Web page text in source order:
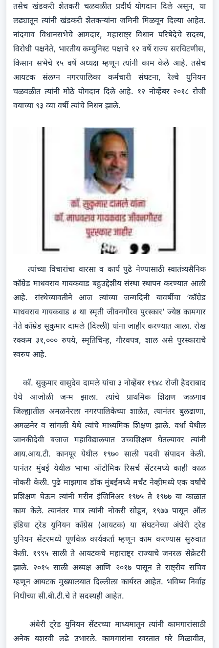
तसेच खंडकरी शेतकरी चळवळीत प्रदीर्घ योगदान दिले असून, या
लढ्यातून त्यांनी खंडकरी शेतकऱ्यांना जमिनी मिळवून दिल्या आहेत.
नांदगाव विधानसभेचे आमदार, महाराष्ट्र विधान परिषेदेचे सदस्य,
विरोधी पक्षनेते, भारतीय कम्युनिस्ट पक्षाचे १२ वर्षे राज्य सरचिटणीस,
किसान सभेचे १५ वर्षे अध्यक्ष म्हणून त्यांनी काम केले आहे. तसेच
आयटक संलग्न नगरपालिका कर्मचारी संघटना, रेल्वे युनियन
चळवळीत त्यांनी मोठे योगदान दिले आहे. १२ नोव्हेंबर २०१८ रोजी
वयाच्या ९३ व्या वर्षी त्यांचे निधन झाले.
त्यांच्या विचारांचा वारसा व कार्य पुढे नेण्यासाठी स्वातंत्र्यसैनिक
कॉम्रेड माधवराव गायकवाड बहुउद्देशीय संस्था स्थापन करण्यात आली
आहे. संस्थेच्यावतीने आज त्यांच्या जन्मदिनी यावर्षीचा ‘कॉम्रेड
माधवराव गायकवाड ४ था स्मृती जीवनगौरव पुरस्कार’ ज्येष्ठ कामगार
नेते कॉम्रेड सुकुमार दामले (दिल्ली) यांना जाहीर करण्यात आला. रोख
रक्कम ३१,००० रुपये, स्मृतिचिन्ह, गौरवपत्र, शाल असे पुरस्काराचे
स्वरुप आहे.
कॉ. सुकुमार वासुदेव दामले यांचा ३ नोव्हेंबर १९४८ रोजी हैदराबाद
येथे आजोळी जन्म झाला. त्यांचे प्राथमिक शिक्षण जळगाव
जिल्ह्यातील अमळनेरला नगरपालिकेच्या शाळेत, त्यानंतर बुलढाणा,
अमळनेर व सांगली येथे त्यांचे माध्यमिक शिक्षण झाले. वर्धा येथील
जानकीदेवी बजाज महाविद्यालयात उच्चशिक्षण घेतल्यावर त्यांनी
आय.आय.टी. कानपूर येथील १९७० साली पदवी संपादन केली.
यानंतर मुंबई येथील भाभा ऑटोमिक रिसर्च सेंटरमध्ये काही काळ
नोकरी केली. पुढे माझगाव डॉक मुंबईमध्ये मर्चंट नेव्हीमध्ये एक वर्षांचे
प्रशिक्षण घेऊन त्यांनी मरीन इंजिनिअर १९७५ ते १९७७ या काळात
काम केले. त्यानंतर मात्र त्यांनी नोकरी सोडून, १९७७ पासून ऑल
इंडिया ट्रेड युनियन काँग्रेस (आयटक) या संघटनेच्या अंधेरी ट्रेड
युनियन सेंटरमध्ये पूर्णवेळ कार्यकर्ता म्हणून काम करण्यास सुरुवात
केली. १९९५ साली ते आयटकचे महाराष्ट्र राज्याचे जनरल सेक्रेटरी
झाले. २०१५ साली अध्यक्ष आणि २०१७ पासून ते राष्ट्रीय सचिव
म्हणून आयटक मुख्यालयात दिल्लीला कार्यरत आहेत. भविष्य निर्वाह
निधीच्या सी.बी.टी.चे ते सदस्यही आहेत.
अंधेरी ट्रेड युनियन सेंटरच्या माध्यमातून त्यांनी कामगारांसाठी
अनेक यशस्वी लढे उभारले. कामगारांना स्वस्तात घरे मिळावीत,